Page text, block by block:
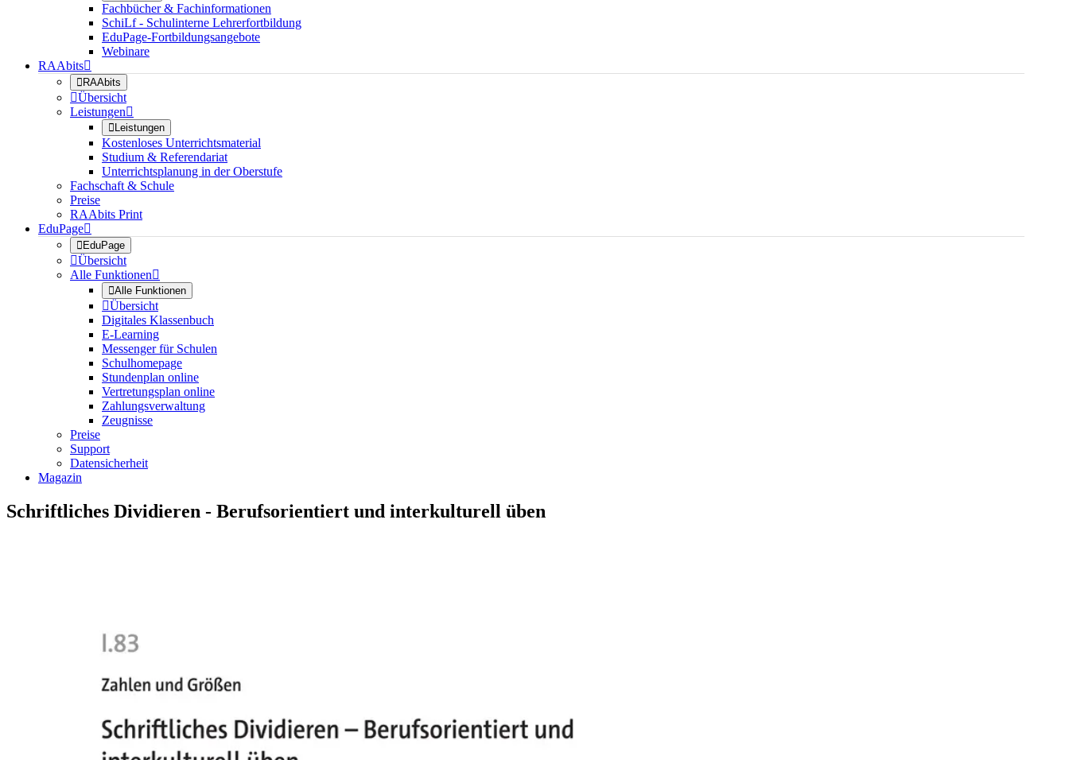
Fachbücher & Fachinformationen
SchiLf - Schulinterne Lehrerfortbildung
EduPage-Fortbildungsangebote
Webinare
RAAbits
RAAbits
Übersicht
Leistungen
Leistungen
Kostenloses Unterrichtsmaterial
Studium & Referendariat
Unterrichtsplanung in der Oberstufe
Fachschaft & Schule
Preise
RAAbits Print
EduPage
EduPage
Übersicht
Alle Funktionen
Alle Funktionen
Übersicht
Digitales Klassenbuch
E-Learning
Messenger für Schulen
Schulhomepage
Stundenplan online
Vertretungsplan online
Zahlungsverwaltung
Zeugnisse
Preise
Support
Datensicherheit
Magazin
Schriftliches Dividieren - Berufsorientiert und interkulturell üben